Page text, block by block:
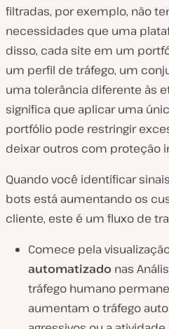
filtradas, por exemplo, não
necessidades que uma
disso, cada site em um
um perfil de tráfego, um
uma tolerância diferente às
significa que aplicar uma
portfólio pode restringir
deixar outros com proteção
Quando você identificar
bots está aumentando os
cliente, este é um fluxo de
Comece pela
automatizado nas
tráfego humano
aumentam o tráfego